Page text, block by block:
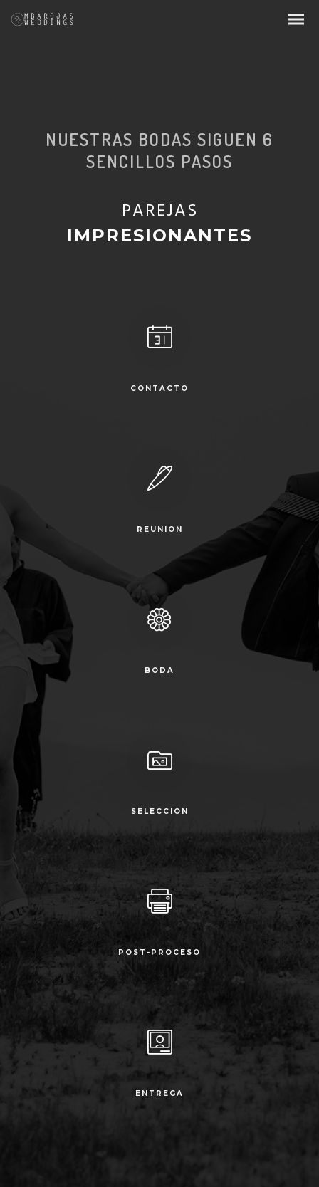
NUESTRAS BODAS SIGUEN 6
SENCILLOS PASOS
PAREJAS
UNICAS
CONTACTO
REUNION
BODA
SELECCION
POST-PROCESO
ENTREGA